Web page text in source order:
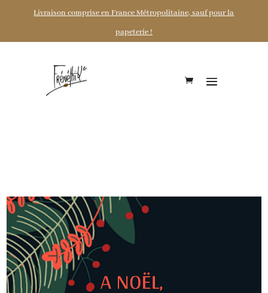
Livraison comprise en France Métropolitaine, sauf pour la
papeterie !